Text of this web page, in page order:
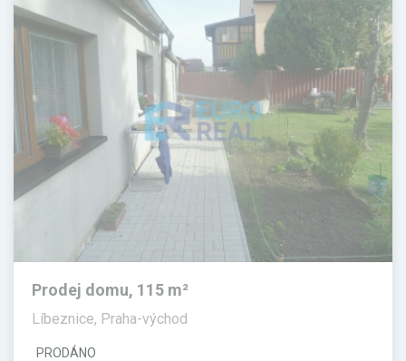
Prodej domu, 115 m²
Líbeznice, Praha-východ
PRODÁNO